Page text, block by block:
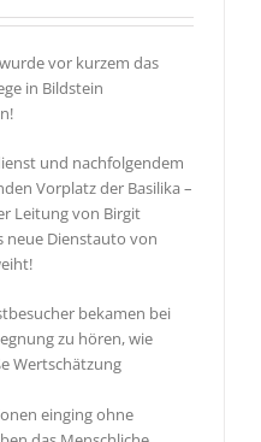
vor kurzem das
in Bildstein
und nachfolgendem
Vorplatz der Basilika –
Leitung von Birgit
neue Dienstauto von
bekamen bei
zu hören, wie
Wertschätzung
einging ohne